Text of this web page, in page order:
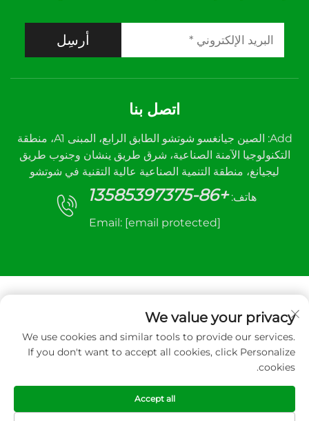
أرسِل
اتصل بنا
Add: الصين جيانغسو شوتشو الطابق الرابع، المبنى A1، منطقة
التكنولوجيا الآمنة الصناعية، شرق طريق ينشان وجنوب طريق
ليجيانغ، منطقة التنمية الصناعية عالية التقنية في شوتشو
هاتف: +86-13585397375
Email: [email protected]
حقوق الت COPYRIGHT © 2026 شركة شيوتشو سانهي
للتحكم الآلي المحدودة. جميع الحقوق محفوظة
We value your privacy
We use cookies and similar tools to provide our services.
If you don't want to accept all cookies, click Personalize
cookies.
Accept all